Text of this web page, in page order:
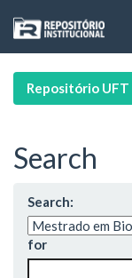
navigation
Repositório UFT
Search
Search:
for